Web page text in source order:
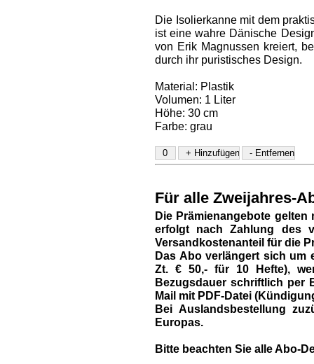
Die Isolierkanne mit dem
ist eine wahre Dänische
von Erik Magnussen kreiert,
durch ihr puristisches Design.
Material: Plastik
Volumen: 1 Liter
Höhe: 30 cm
Farbe: grau
Für alle Zweijahres-
Die Prämienangebote
erfolgt nach Zahlung des
Versandkostenanteil für die
Das Abo verlängert sich um
Zt. € 50,- für 10 Hefte),
Bezugsdauer schriftlich per
Mail mit PDF-Datei
Bei Auslandsbestellung
Europas.
Bitte beachten Sie alle Abo-